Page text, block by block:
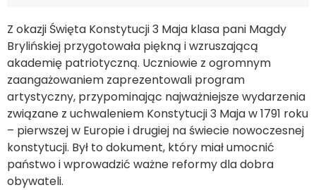
Z okazji Święta Konstytucji 3 Maja klasa pani Magdy
Brylińskiej przygotowała piękną i wzruszającą
akademię patriotyczną. Uczniowie z ogromnym
zaangażowaniem zaprezentowali program
artystyczny, przypominając najważniejsze wydarzenia
związane z uchwaleniem Konstytucji 3 Maja w 1791 roku
– pierwszej w Europie i drugiej na świecie nowoczesnej
konstytucji. Był to dokument, który miał umocnić
państwo i wprowadzić ważne reformy dla dobra
obywateli.